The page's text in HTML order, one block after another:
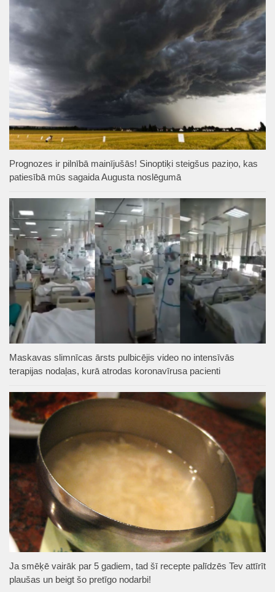
Prognozes ir pilnībā mainījušās! Sinoptiķi steigšus paziņo, kas
patiesībā mūs sagaida Augusta noslēgumā
Maskavas slimnīcas ārsts pulbicējis video no intensīvās
terapijas nodaļas, kurā atrodas koronavīrusa pacienti
Ja smēķē vairāk par 5 gadiem, tad šī recepte palīdzēs Tev attīrīt
plaušas un beigt šo pretīgo nodarbi!